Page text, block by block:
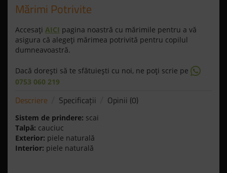
Mărimi Potrivite
Accesaţi AICI pagina noastră cu mărimile pentru a vă
asigura că alegeţi mărimea potrivită pentru copilul
dumneavoastră.
Dacă doreşti să te sfătuieşti cu noi, ne poţi scrie pe
0753 060 219
Descriere Specificaţii Opinii (0)
Sistem de prindere: scai
Talpă: cauciuc
Exterior: piele naturală
Interior: piele naturală